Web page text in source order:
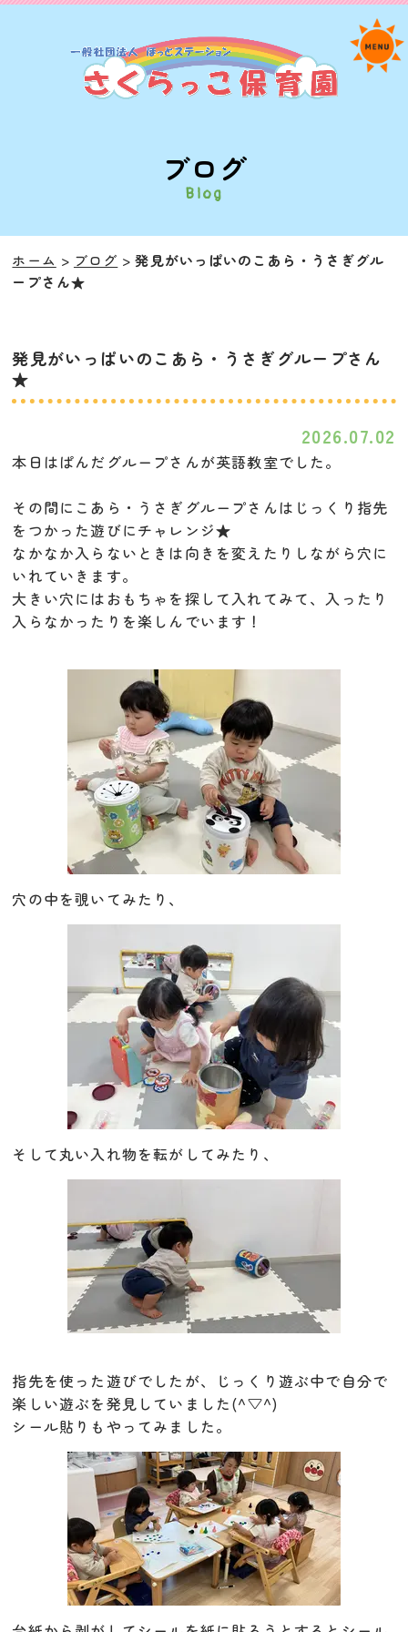
ブログ
Blog
ホーム ブログ
発見がいっぱいのこあら・うさぎグル
ープさん★
発見がいっぱいのこあら・うさぎグループさん
★
2026.07.02
本日はぱんだグループさんが英語教室でした。
その間にこあら・うさぎグループさんはじっくり指先
をつかった遊びにチャレンジ★
なかなか入らないときは向きを変えたりしながら穴に
いれていきます。
大きい穴にはおもちゃを探して入れてみて、入ったり
入らなかったりを楽しんでいます！
穴の中を覗いてみたり、
そして丸い入れ物を転がしてみたり、
指先を使った遊びでしたが、じっくり遊ぶ中で自分で
楽しい遊ぶを発見していました(^▽^)
シール貼りもやってみました。